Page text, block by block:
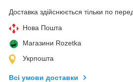
Доставка здійснюється тільки по
Нова Пошта
Магазини Rozetka
Укрпошта
Всі умови доставки